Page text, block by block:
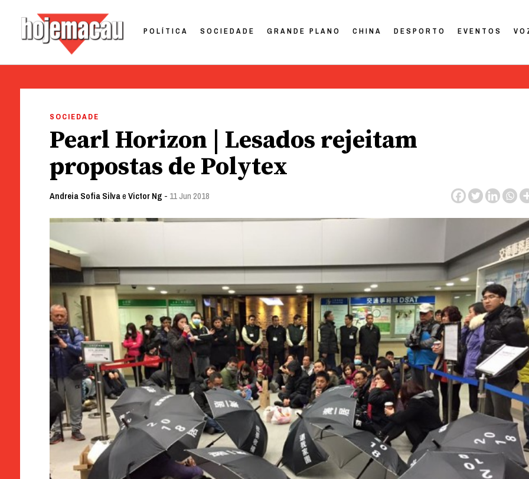
POLÍTICA SOCIEDADE GRANDE PLANO CHINA DESPORTO EVENTOS
SOCIEDADE
Pearl Horizon | Lesados rejeitam
propostas de Polytex
Andreia Sofia SilvaeVictor Ng - 11 Jun 2018